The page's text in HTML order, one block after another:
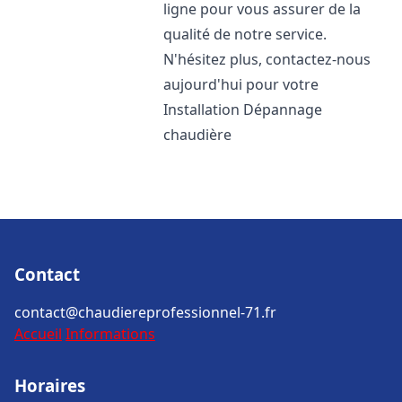
ligne pour vous assurer de la
qualité de notre service.
N'hésitez plus, contactez-nous
aujourd'hui pour votre
Installation Dépannage
chaudière
Contact
contact@chaudiereprofessionnel-71.fr
Accueil Informations
Horaires